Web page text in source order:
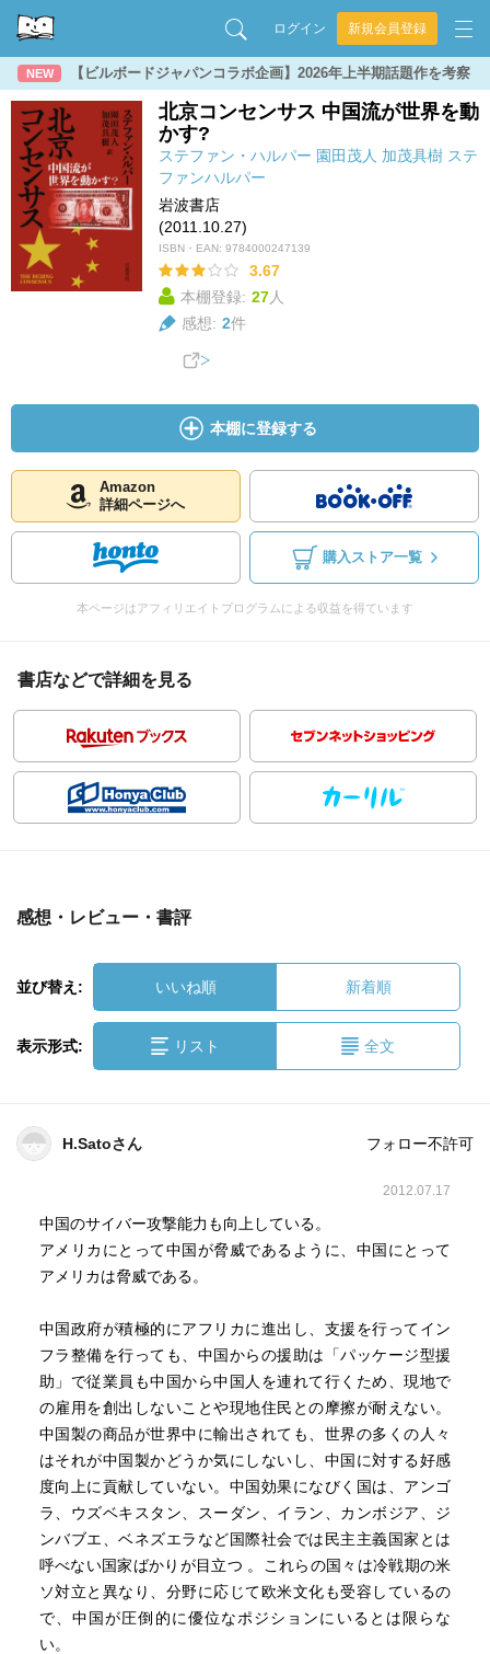
ログイン 新規会員登録
NEW 【ビルボードジャパンコラボ企画】2026年上半期話題作を考察
北京コンセンサス 中国流が世界を動
かす?
ステファン・ハルパー 園田茂人 加茂具樹 ステ
ファンハルパー
岩波書店
(2011.10.27)
ISBN・EAN: 9784000247139
3.67
本棚登録: 27人
感想: 2件
本棚に登録する
Amazon
詳細ページへ
購入ストア一覧
本ページはアフィリエイトプログラムによる収益を得ています
書店などで詳細を見る
感想・レビュー・書評
並び替え: いいね順 新着順
表示形式: リスト 全文
H.Satoさん フォロー不許可
2012.07.17
中国のサイバー攻撃能力も向上している。
アメリカにとって中国が脅威であるように、中国にとって
アメリカは脅威である。
中国政府が積極的にアフリカに進出し、支援を行ってイン
フラ整備を行っても、中国からの援助は「パッケージ型援
助」で従業員も中国から中国人を連れて行くため、現地で
の雇用を創出しないことや現地住民との摩擦が耐えない。
中国製の商品が世界中に輸出されても、世界の多くの人々
はそれが中国製かどうか気にしないし、中国に対する好感
度向上に貢献していない。中国効果になびく国は、アンゴ
ラ、ウズベキスタン、スーダン、イラン、カンボジア、ジ
ンバブエ、ベネズエラなど国際社会では民主主義国家とは
呼べない国家ばかりが目立つ 。これらの国々は冷戦期の米
ソ対立と異なり、分野に応じて欧米文化も受容しているの
で、中国が圧倒的に優位なポジションにいるとは限らな
い。